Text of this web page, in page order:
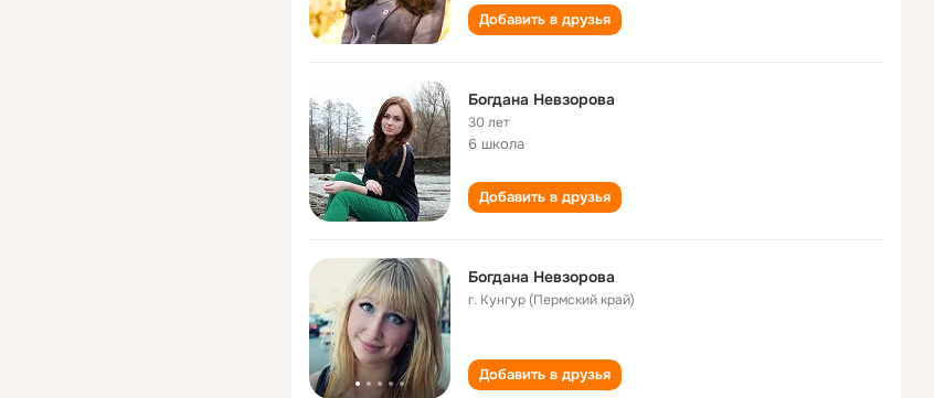
Добавить в друзья
Богдана Невзорова
30 лет
6 школа
Добавить в друзья
Богдана Невзорова
г. Кунгур (Пермский край)
Добавить в друзья